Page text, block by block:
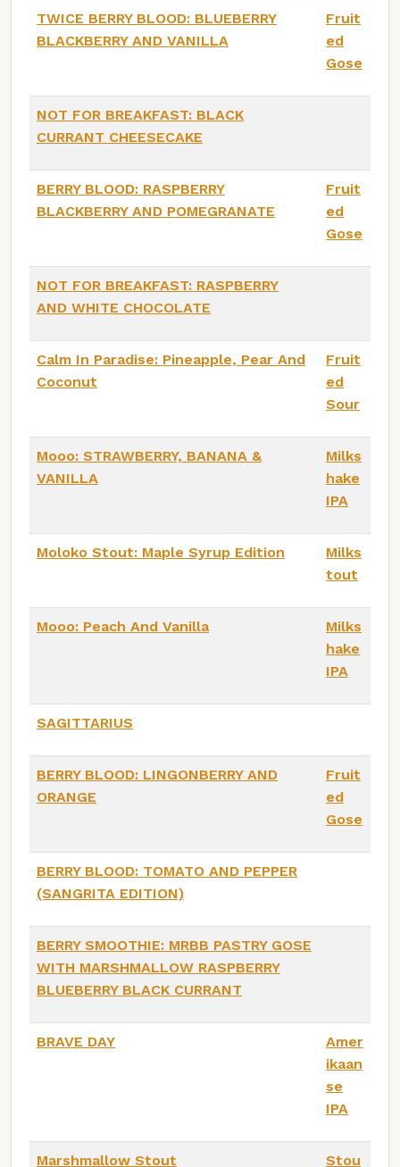
TWICE BERRY BLOOD: BLUEBERRY
BLACKBERRY AND VANILLA
Fruit
ed
Gose
NOT FOR BREAKFAST: BLACK
CURRANT CHEESECAKE
BERRY BLOOD: RASPBERRY
BLACKBERRY AND POMEGRANATE
Fruit
ed
Gose
NOT FOR BREAKFAST: RASPBERRY
AND WHITE CHOCOLATE
Calm In Paradise: Pineapple, Pear And
Coconut
Fruit
ed
Sour
Mooo: STRAWBERRY, BANANA &
VANILLA
Milks
hake
IPA
Moloko Stout: Maple Syrup Edition
Milks
tout
Mooo: Peach And Vanilla
Milks
hake
IPA
SAGITTARIUS
BERRY BLOOD: LINGONBERRY AND
ORANGE
Fruit
ed
Gose
BERRY BLOOD: TOMATO AND PEPPER
(SANGRITA EDITION)
BERRY SMOOTHIE: MRBB PASTRY GOSE
WITH MARSHMALLOW RASPBERRY
BLUEBERRY BLACK CURRANT
BRAVE DAY
Amer
ikaan
se
IPA
Marshmallow Stout Stou